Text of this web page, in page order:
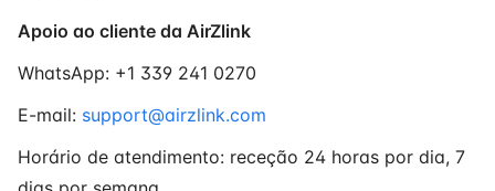
Apoio ao cliente da AirZlink
WhatsApp: +1 339 241 0270
E-mail: support@airzlink.com
Horário de atendimento: receção 24 horas por dia, 7